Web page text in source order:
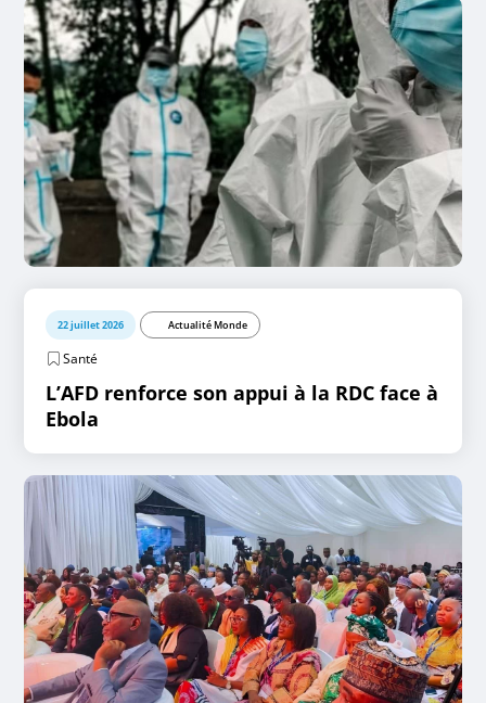
22 juillet 2026 Actualité Monde
Santé
L’AFD renforce son appui à la RDC face à
Ebola